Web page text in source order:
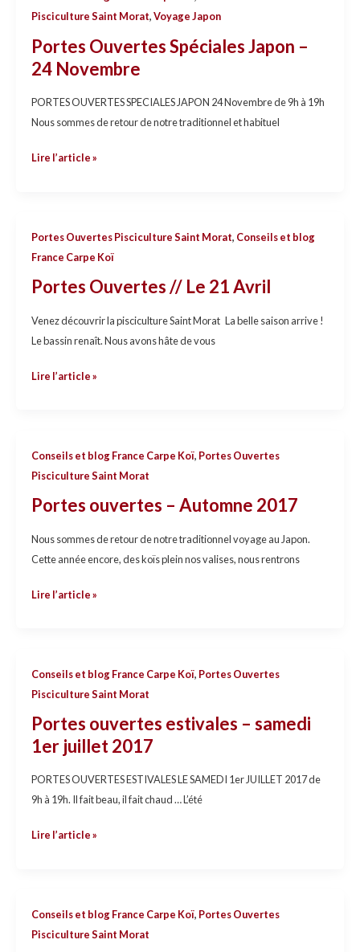
Pisciculture Saint Morat,Voyage Japon
Portes Ouvertes Spéciales Japon –
24 Novembre
PORTES OUVERTES SPECIALES JAPON 24 Novembre de 9h à 19h
Nous sommes de retour de notre traditionnel et habituel
Ouvertes
Japon
–
24
Novembre
Lire l’article »
Portes Ouvertes Pisciculture Saint Morat, Conseils et blog
France Carpe Koï
Portes Ouvertes // Le 21 Avril
Venez découvrir la pisciculture Saint Morat La belle saison arrive !
Le bassin renaît. Nous avons hâte de vous
Portes
Ouvertes
//
Le
21
Avril
Lire l’article »
Conseils et blog France Carpe Koï, Portes Ouvertes
Pisciculture Saint Morat
Portes ouvertes – Automne 2017
Nous sommes de retour de notre traditionnel voyage au Japon.
Cette année encore, des koïs plein nos valises, nous rentrons
Portes
ouvertes
Automne
2017
Lire l’article »
Conseils et blog France Carpe Koï, Portes Ouvertes
Pisciculture Saint Morat
Portes ouvertes estivales – samedi
1er juillet 2017
PORTES OUVERTES ESTIVALES LE SAMEDI 1er JUILLET 2017 de
9h à 19h. Il fait beau, il fait chaud … L’été
Portes
ouvertes
–
samedi
1er
juillet
Lire l’article »
Conseils et blog France Carpe Koï, Portes Ouvertes
Pisciculture Saint Morat
De
nouvelles